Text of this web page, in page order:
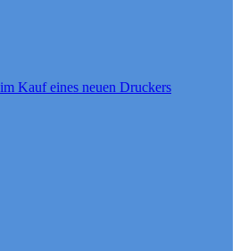
Kauf eines neuen Druckers